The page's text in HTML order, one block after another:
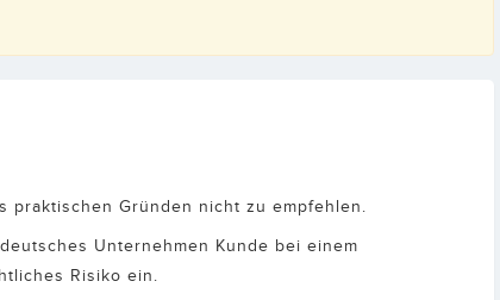
praktischen Gründen nicht zu empfehlen.
Unternehmen Kunde bei einem
Risiko ein.